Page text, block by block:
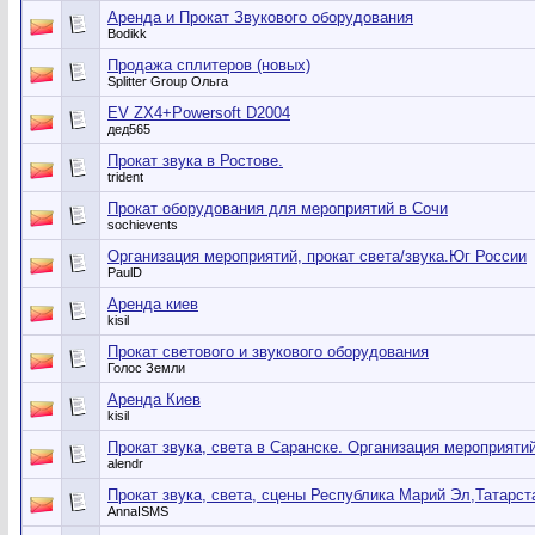
Аренда и Прокат Звукового оборудования
Bodikk
Продажа сплитеров (новых)
Splitter Group Ольга
EV ZX4+Powersoft D2004
дед565
Прокат звука в Ростове.
trident
Прокат оборудования для мероприятий в Сочи
sochievents
Организация мероприятий, прокат света/звука.Юг России
PaulD
Аренда киев
kisil
Прокат светового и звукового оборудования
Голос Земли
Аренда Киев
kisil
Прокат звука, света в Саранске. Организация
alendr
Прокат звука, света, сцены Республика Марий
AnnaISMS